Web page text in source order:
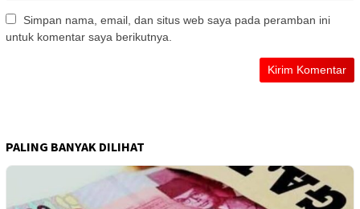
Simpan nama, email, dan situs web saya pada peramban ini
untuk komentar saya berikutnya.
PALING BANYAK DILIHAT